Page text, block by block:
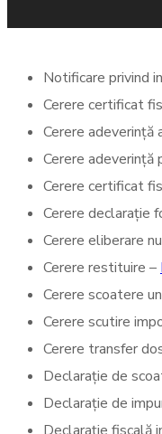
Notificare privind
Cerere certificat
Cerere
Cerere adeverință
Cerere certificat
Cerere declarație
Cerere eliberare
Cerere restituire –
Cerere scoatere
Cerere scutire
Cerere transfer
Declarație de
Declarație de